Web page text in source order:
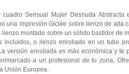
cuadro Sensual Mujer Desnuda Abstracta
una impresión Giclée sobre lienzo de alta
lienzo montado sobre un sólido bastidor de
incluidos, o lienzo enrollado en un tubo
versión enrollada es más económica y te
a un profesional de tu zona.
Unión Europea.